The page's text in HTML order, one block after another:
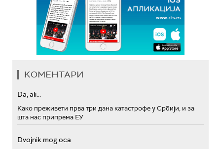
КОМЕНТАРИ
Da, ali...
Како преживети прва три дана катастрофе у Србији, и за
шта нас припрема ЕУ
Dvojnik mog oca